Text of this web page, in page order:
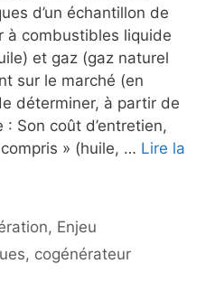
d’un échantillon de
à combustibles liquide
et gaz (gaz naturel
sur le marché (en
déterminer, à partir de
Son coût d’entretien,
» (huile, … Lire la
, Enjeu
, cogénérateur